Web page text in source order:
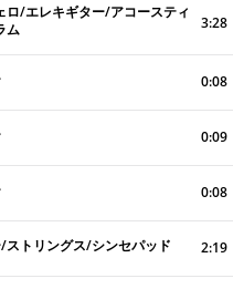
ロ/エレキギター/アコースティ
ム
3:28
0:08
0:09
0:08
ストリングス/シンセパッド 2:19